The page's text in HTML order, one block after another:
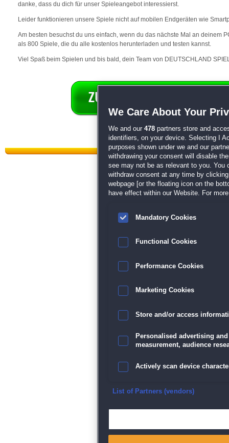
danke, dass du dich für unser Spieleangebot interessierst.
Leider funktionieren unsere Spiele nicht auf mobilen Endgeräten wie
Am besten besuchst du uns einfach, wenn du das nächste Mal an deinem
als 800 Spiele, die du alle kostenlos herunterladen und testen kannst.
Viel Spaß beim Spielen und bis bald, dein Team von DEUTSCHLAND
Datenschutz| AGB|Impressum
We Care About Your
We and our 478 partners store and
identifiers, on your device. Selecting I
purposes shown under we and our
withdrawing your consent will disable
see may not be as relevant to you. You
withdraw consent at any time by
webpage [or the floating icon on the
have effect within our Website. For
Mandatory Cookies
Functional Cookies
Performance Cookies
Marketing Cookies
Store and/or access
Personalised advertising
measurement, audience
Actively scan device
Ensure security, prevent
List of Partners (vendors)